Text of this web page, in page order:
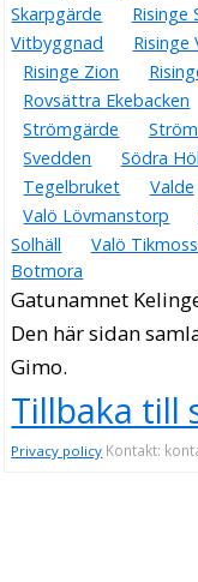
Skarpgärde
Risinge
Vitbyggnad
Risinge
Risinge Zion
Rovsättra Ekebacken
Strömgärde
Svedden
Södra
Tegelbruket
Valde
Valö Lövmanstorp
Solhäll
Valö
Botmora
Gatunamnet
Den här sidan
Gimo.
Tillbaka till
Privacy policy Kontakt: